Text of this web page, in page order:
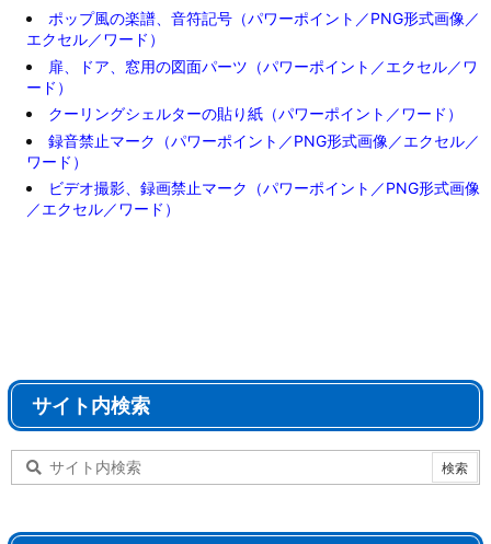
ポップ風の楽譜、音符記号（パワーポイント／PNG形式画像／
エクセル／ワード）
扉、ドア、窓用の図面パーツ（パワーポイント／エクセル／ワ
ード）
クーリングシェルターの貼り紙（パワーポイント／ワード）
録音禁止マーク（パワーポイント／PNG形式画像／エクセル／
ワード）
ビデオ撮影、録画禁止マーク（パワーポイント／PNG形式画像
／エクセル／ワード）
サイト内検索